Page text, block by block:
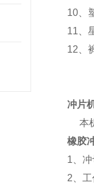
10、
11、
12、
冲片
本
橡胶
1、
2、